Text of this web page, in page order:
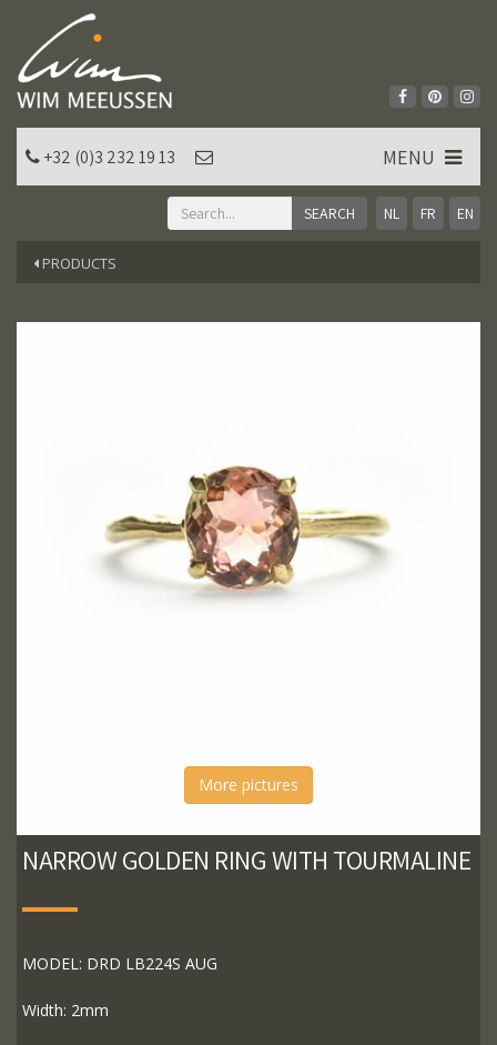
NL FR EN
+32 (0)3 232 19 13 MENU
PRODUCTS
More pictures
NARROW GOLDEN RING WITH TOURMALINE
MODEL: DRD LB224S AUG
Width: 2mm